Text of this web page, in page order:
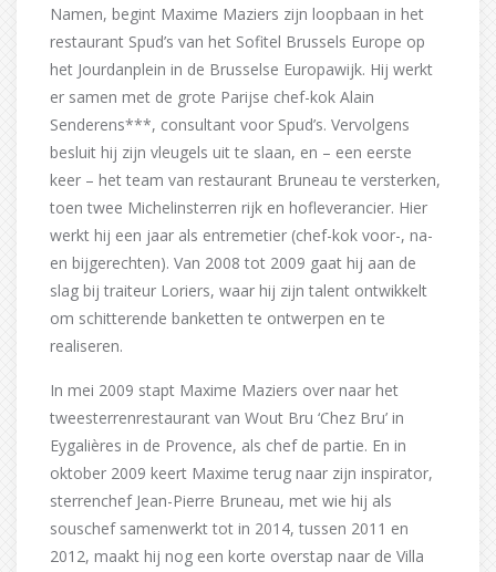
Namen, begint Maxime Maziers zijn loopbaan in het
restaurant Spud’s van het Sofitel Brussels Europe op
het Jourdanplein in de Brusselse Europawijk. Hij werkt
er samen met de grote Parijse chef-kok Alain
Senderens***, consultant voor Spud’s. Vervolgens
besluit hij zijn vleugels uit te slaan, en – een eerste
keer – het team van restaurant Bruneau te versterken,
toen twee Michelinsterren rijk en hofleverancier. Hier
werkt hij een jaar als entremetier (chef-kok voor-, na-
en bijgerechten). Van 2008 tot 2009 gaat hij aan de
slag bij traiteur Loriers, waar hij zijn talent ontwikkelt
om schitterende banketten te ontwerpen en te
realiseren.
In mei 2009 stapt Maxime Maziers over naar het
tweesterrenrestaurant van Wout Bru ‘Chez Bru’ in
Eygalières in de Provence, als chef de partie. En in
oktober 2009 keert Maxime terug naar zijn inspirator,
sterrenchef Jean-Pierre Bruneau, met wie hij als
souschef samenwerkt tot in 2014, tussen 2011 en
2012, maakt hij nog een korte overstap naar de Villa